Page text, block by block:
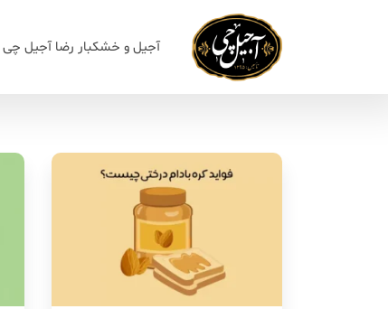
آجیل و خشکبار رضا آجیل چی